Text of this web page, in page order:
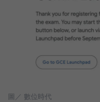
圖／ 數位時代